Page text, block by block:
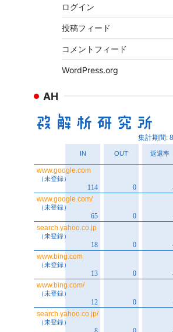
ログイン
投稿フィード
コメントフィード
WordPress.org
AH